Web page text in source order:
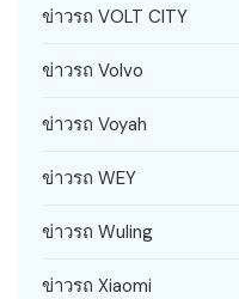
ข่าวรถ VOLT CITY
ข่าวรถ Volvo
ข่าวรถ Voyah
ข่าวรถ WEY
ข่าวรถ Wuling
ข่าวรถ Xiaomi